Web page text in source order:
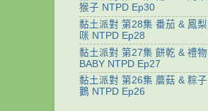
猴子 NTPD Ep30
黏土派對 第28集 番茄 & 鳳
咪 NTPD Ep28
黏土派對 第27集 餅乾 & 禮
BABY NTPD Ep27
黏土派對 第26集 蘑菇 & 粽
鵝 NTPD Ep26